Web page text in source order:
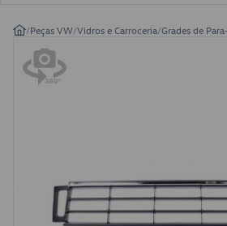
/Peças VW/Vidros e Carroceria/Grades de